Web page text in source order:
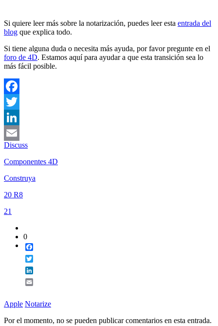
Si quiere leer más sobre la notarización, puedes leer esta entrada del
blog que explica todo.
Si tiene alguna duda o necesita más ayuda, por favor pregunte en el
foro de 4D. Estamos aquí para ayudar a que esta transición sea lo
más fácil posible.
Facebook
Twitter
LinkedIn
Email
Discuss
Componentes 4D
Construya
20 R8
21
0
Apple Notarize
Por el momento, no se pueden publicar comentarios en esta entrada.